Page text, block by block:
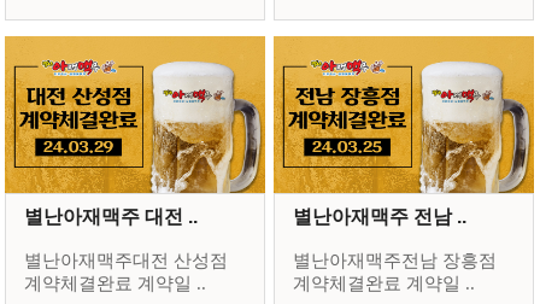
별난아재맥주 대전 ..
별난아재맥주대전 산성점
계약체결완료 계약일 ..
별난아재맥주 전남 ..
별난아재맥주전남 장흥점
계약체결완료 계약일 ..